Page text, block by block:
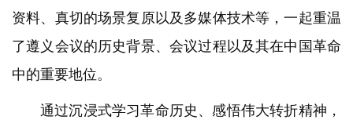
资料、真切的场景复原以及多媒体技术等，一起重温
了遵义会议的历史背景、会议过程以及其在中国革命
中的重要地位。
通过沉浸式学习革命历史、感悟伟大转折精神，